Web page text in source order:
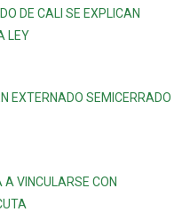
DE CALI SE EXPLICAN
LEY
EXTERNADO SEMICERRADO
A VINCULARSE CON